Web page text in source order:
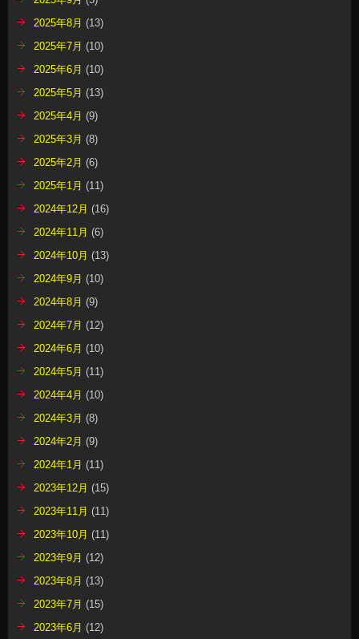
2025年8月 (13)
2025年7月 (10)
2025年6月 (10)
2025年5月 (13)
2025年4月 (9)
2025年3月 (8)
2025年2月 (6)
2025年1月 (11)
2024年12月 (16)
2024年11月 (6)
2024年10月 (13)
2024年9月 (10)
2024年8月 (9)
2024年7月 (12)
2024年6月 (10)
2024年5月 (11)
2024年4月 (10)
2024年3月 (8)
2024年2月 (9)
2024年1月 (11)
2023年12月 (15)
2023年11月 (11)
2023年10月 (11)
2023年9月 (12)
2023年8月 (13)
2023年7月 (15)
2023年6月 (12)